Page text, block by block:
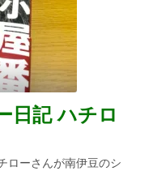
日記 ハチロ
ローさんが南伊豆のシ